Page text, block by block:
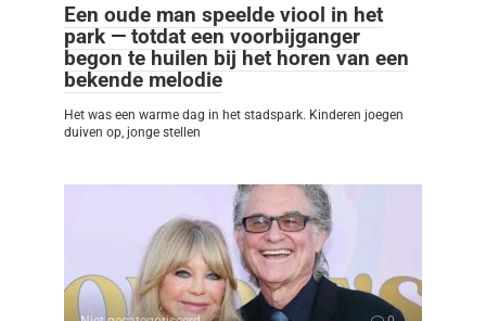
Een oude man speelde viool in het
park — totdat een voorbijganger
begon te huilen bij het horen van een
bekende melodie
Het was een warme dag in het stadspark. Kinderen joegen
duiven op, jonge stellen